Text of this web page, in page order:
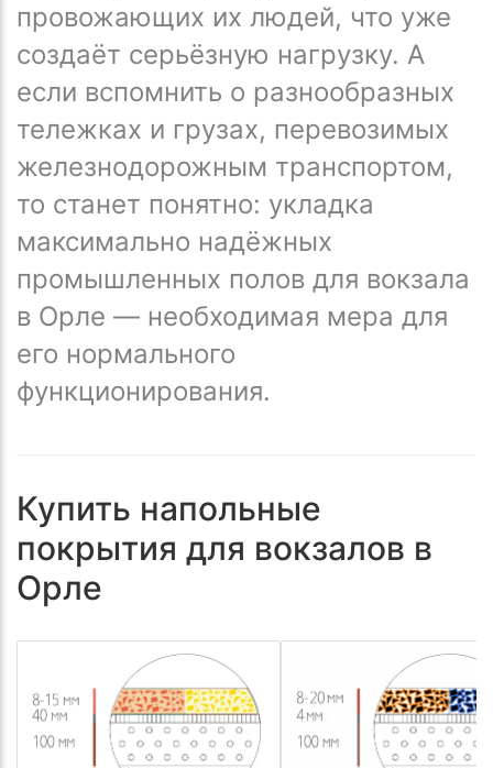
провожающих их людей, что уже
создаёт серьёзную нагрузку. А
если вспомнить о разнообразных
тележках и грузах, перевозимых
железнодорожным транспортом,
то станет понятно: укладка
максимально надёжных
промышленных полов для вокзала
в Орле — необходимая мера для
его нормального
функционирования.
Купить напольные
покрытия для вокзалов в
Орле